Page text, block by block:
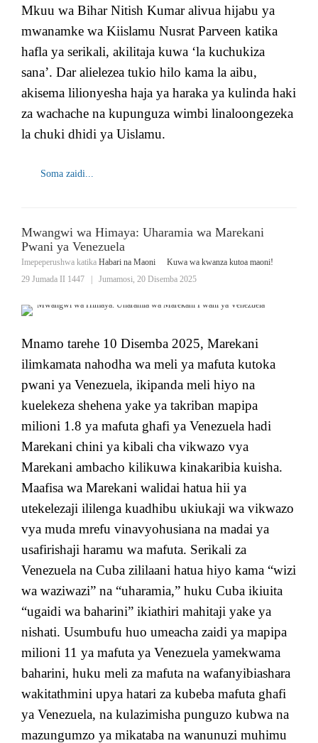
Mkuu wa Bihar Nitish Kumar alivua hijabu ya
mwanamke wa Kiislamu Nusrat Parveen katika
hafla ya serikali, akilitaja kuwa ‘la kuchukiza
sana’. Dar alielezea tukio hilo kama la aibu,
akisema lilionyesha haja ya haraka ya kulinda haki
za wachache na kupunguza wimbi linaloongezeka
la chuki dhidi ya Uislamu.
Soma zaidi...
Mwangwi wa Himaya: Uharamia wa Marekani
Pwani ya Venezuela
Imepeperushwa katika Habari na Maoni
Kuwa wa kwanza kutoa maoni!
29 Jumada II 1447
Jumamosi, 20 Disemba 2025
Mnamo tarehe 10 Disemba 2025, Marekani
ilimkamata nahodha wa meli ya mafuta kutoka
pwani ya Venezuela, ikipanda meli hiyo na
kuelekeza shehena yake ya takriban mapipa
milioni 1.8 ya mafuta ghafi ya Venezuela hadi
Marekani chini ya kibali cha vikwazo vya
Marekani ambacho kilikuwa kinakaribia kuisha.
Maafisa wa Marekani walidai hatua hii ya
utekelezaji ililenga kuadhibu ukiukaji wa vikwazo
vya muda mrefu vinavyohusiana na madai ya
usafirishaji haramu wa mafuta. Serikali za
Venezuela na Cuba zililaani hatua hiyo kama “wizi
wa waziwazi” na “uharamia,” huku Cuba ikiuita
“ugaidi wa baharini” ikiathiri mahitaji yake ya
nishati. Usumbufu huo umeacha zaidi ya mapipa
milioni 11 ya mafuta ya Venezuela yamekwama
baharini, huku meli za mafuta na wafanyibiashara
wakitathmini upya hatari za kubeba mafuta ghafi
ya Venezuela, na kulazimisha punguzo kubwa na
mazungumzo ya mikataba na wanunuzi muhimu